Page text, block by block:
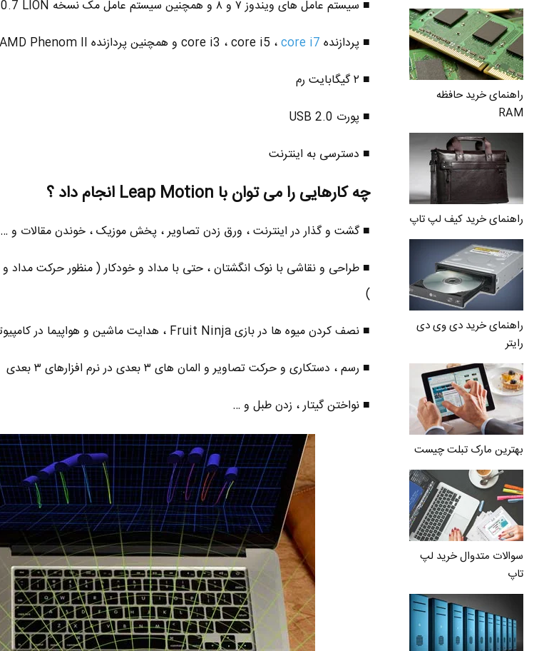
راهنمای خرید حافظه
RAM
راهنمای خرید کیف لپ تاپ
راهنمای خرید دی وی دی
رایتر
بهترین مارک تبلت چیست
سوالات متدوال خرید لپ
تاپ
■ سیستم عامل های ویندوز ۷ و ۸ و همچنین سیستم عامل مک نسخه X 10.7 LION
■ پردازنده core i3 ، core i5 ، core i7
و همچنین پردازنده AMD Phenom II
■ ۲ گیگابایت رم
■ پورت USB 2.0
■ دسترسی به اینترنت
چه کارهایی را می توان با Leap Motion انجام داد ؟
■ گشت و گذار در اینترنت ، ورق زدن تصاویر ، پخش موزیک ، خوندن مقالات و …
)
■ نصف کردن میوه ها در بازی Fruit Ninja ، هدایت ماشین و هواپیما در کامپیوتر
■ رسم ، دستکاری و حرکت تصاویر و المان های ۳ بعدی در نرم افزارهای ۳ بعدی
■ نواختن گیتار ، زدن طبل و …